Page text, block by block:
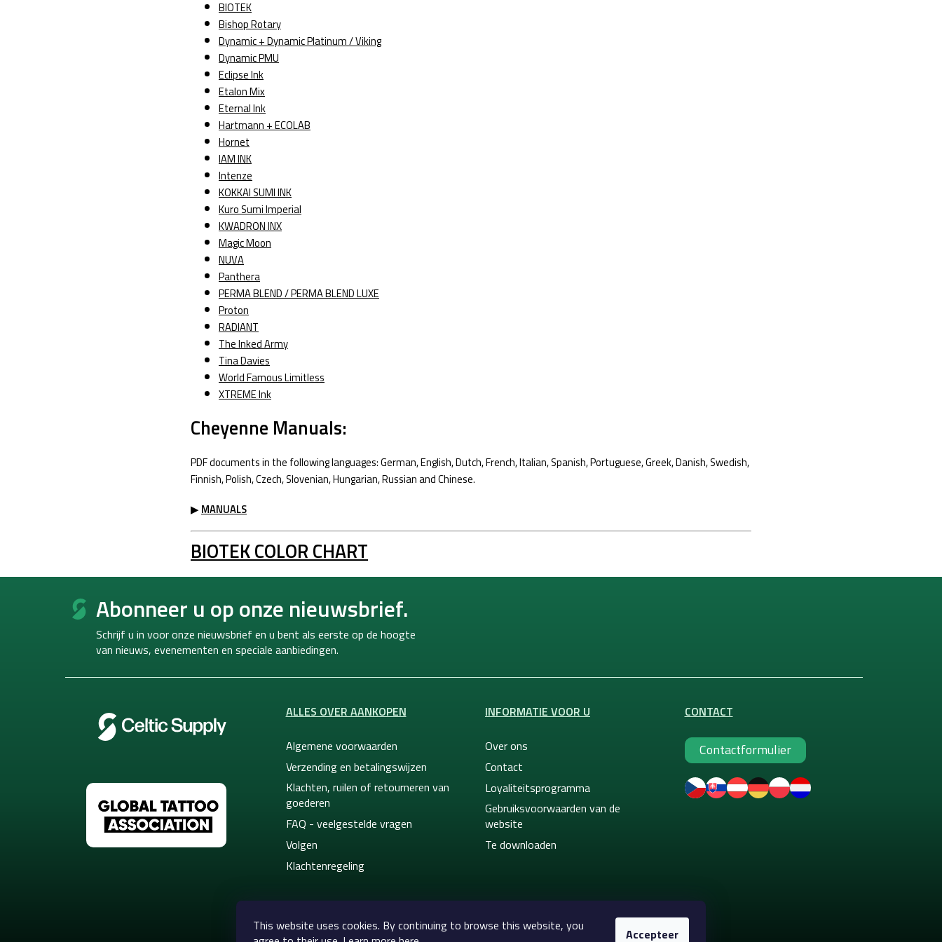
This website uses cookies. By continuing to browse this website, you
Accepteer
BIOTEK
Bishop Rotary
Dynamic + Dynamic Platinum / Viking
Dynamic PMU
Eclipse Ink
Etalon Mix
Eternal Ink
Hartmann + ECOLAB
Hornet
IAM INK
Intenze
KOKKAI SUMI INK
Kuro Sumi Imperial
KWADRON INX
Magic Moon
NUVA
Panthera
PERMA BLEND / PERMA BLEND LUXE
Proton
RADIANT
The Inked Army
Tina Davies
World Famous Limitless
XTREME Ink
Cheyenne Manuals:
PDF documents in the following languages: German, English, Dutch, French, Italian, Spanish, Portuguese, Greek, Danish, Swedish,
Finnish, Polish, Czech, Slovenian, Hungarian, Russian and Chinese.
▶MANUALS
BIOTEK COLOR CHART
F
Abonneer u op onze nieuwsbrief.
Schrijf u in voor onze nieuwsbrief en u bent als eerste op de hoogte
van nieuws, evenementen en speciale aanbiedingen.
ALLES OVER AANKOPEN
Algemene voorwaarden
Verzending en betalingswijzen
Klachten, ruilen of retourneren van
goederen
FAQ - veelgestelde vragen
Volgen
Klachtenregeling
INFORMATIE VOOR U
Over ons
Contact
Loyaliteitsprogramma
Gebruiksvoorwaarden van de
website
Te downloaden
CONTACT
Contactformulier